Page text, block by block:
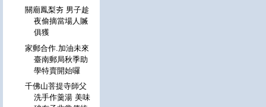
關廟鳳梨夯 男子趁
夜偷摘當場人贓
俱獲
家郵合作.加油未來
臺南郵局秋季助
學特賣開始囉
千佛山菩提寺師父
洗手作羹湯 美味